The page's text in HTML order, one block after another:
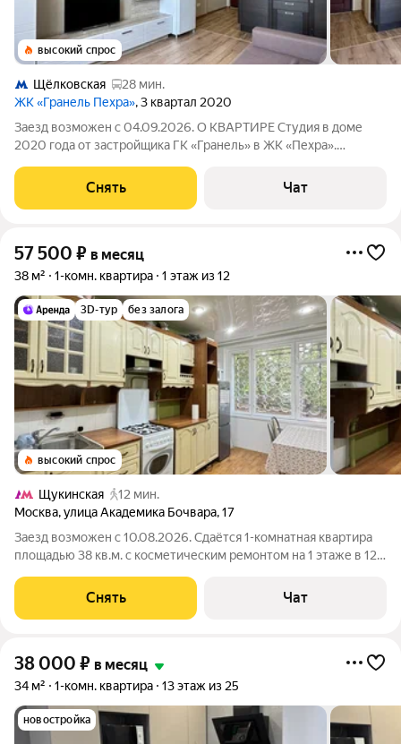
высокий спрос
Щёлковская
28 мин.
ЖК «Гранель Пехра», 3 квартал 2020
Заезд возможен с 04.09.2026. О КВАРТИРЕ Студия в доме
2020 года от застройщика ГК «Гранель» в ЖК «Пехра».
телевизор Мебель: кухонный гарнитур со встроенной
техникой, раскладной диван, гостиный
Снять Чат
57 500 ₽ в месяц
38 м² 1-комн. квартира 1 этаж из 12
3D-тур без залога
высокий спрос
Щукинская
12 мин.
Москва,улица Академика Бочвара,17
Заезд возможен с 10.08.2026. Сдаётся 1-комнатная квартира
площадью 38 кв.м. с косметическим ремонтом на 1 этаже в 12-
Снять Чат
38 000 ₽ в месяц
34 м² 1-комн. квартира 13 этаж из 25
новостройка